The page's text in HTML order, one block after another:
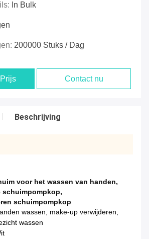
In Bulk
200000 Stuks / Dag
Contact nu
Beschrijving
voor het wassen van handen,
schuimpompkop,
schuimpompkop
wassen, make-up verwijderen,
wassen